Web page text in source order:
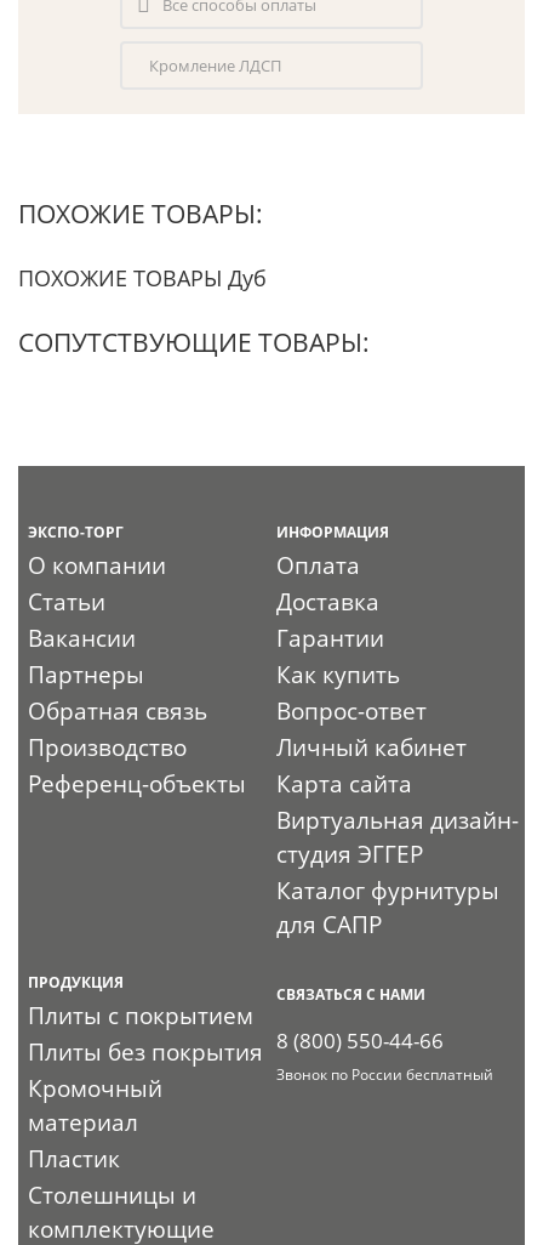
Кромление ЛДСП
ПОХОЖИЕ ТОВАРЫ:
ПОХОЖИЕ ТОВАРЫ Дуб
СОПУТСТВУЮЩИЕ ТОВАРЫ:
ЭКСПО-ТОРГ
О компании
Статьи
Вакансии
Партнеры
Обратная связь
Производство
Референц-объекты
ИНФОРМАЦИЯ
Оплата
Доставка
Гарантии
Как купить
Вопрос-ответ
Личный кабинет
Карта сайта
Виртуальная дизайн-
студия ЭГГЕР
Каталог фурнитуры
для САПР
ПРОДУКЦИЯ
Плиты с покрытием
Плиты без покрытия
Кромочный
материал
Пластик
Столешницы и
комплектующие
СВЯЗАТЬСЯ С НАМИ
8 (800) 550-44-66
Звонок по России бесплатный